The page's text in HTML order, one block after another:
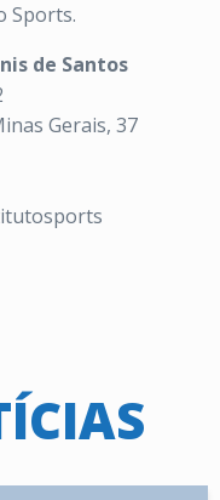
Sports.
de Santos
Gerais, 37